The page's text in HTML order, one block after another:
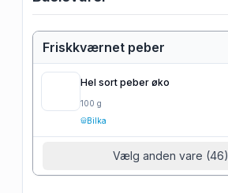
Friskkværnet peber
Hel sort peber øko
100 g
Bilka
Vælg anden vare (46)